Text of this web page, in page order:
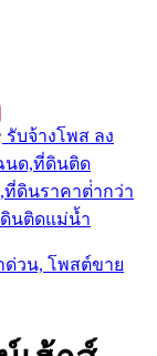
รับจ้างโพส ลง
นด,ที่ดินติด
ที่ดินราคาต่ํากว่า
นติดแม่น้ำ
วน, โพสต์ขาย